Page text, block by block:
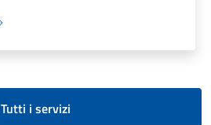
Tutti i servizi